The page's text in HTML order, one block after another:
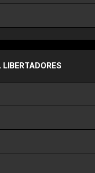
LIBERTADORES